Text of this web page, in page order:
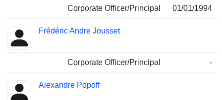
Corporate Officer/Principal 01/01/1994
Frédéric Andre Jousset
Corporate Officer/Principal -
Alexandre Popoff